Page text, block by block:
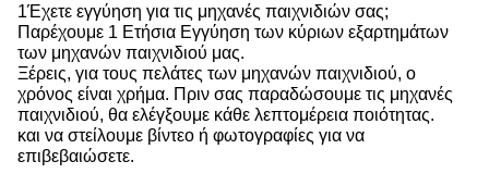
1Έχετε εγγύηση για τις μηχανές παιχνιδιών σας;
Παρέχουμε 1 Ετήσια Εγγύηση των κύριων εξαρτημάτων
των μηχανών παιχνιδιού μας.
Ξέρεις, για τους πελάτες των μηχανών παιχνιδιού, ο
χρόνος είναι χρήμα. Πριν σας παραδώσουμε τις μηχανές
παιχνιδιού, θα ελέγξουμε κάθε λεπτομέρεια ποιότητας.
και να στείλουμε βίντεο ή φωτογραφίες για να
επιβεβαιώσετε.